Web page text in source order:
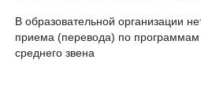
В образовательной организации
приема (перевода) по программам
среднего звена